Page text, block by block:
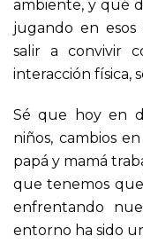
ambiente, y qué
jugando en esos
salir a convivir
interacción física,
Sé que hoy en
niños, cambios
papá y mamá
que tenemos
enfrentando
entorno ha sido